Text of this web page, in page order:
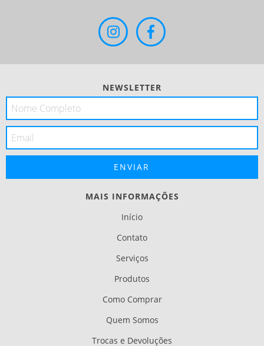
NEWSLETTER
MAIS INFORMAÇÕES
Início
Contato
Serviços
Produtos
Como Comprar
Quem Somos
Trocas e Devoluções